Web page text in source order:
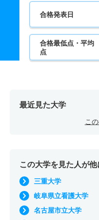
合格発表日
合格最低点・平均
点
最近見た大学
こ
この大学を見た人が
三重大学
岐阜県立看護大学
名古屋市立大学